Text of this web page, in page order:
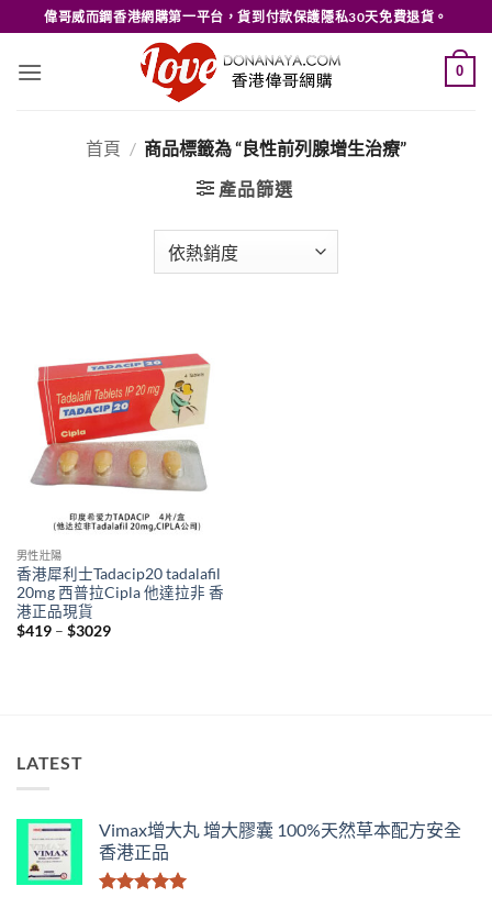
to
content
偉哥威而鋼香港網購第一平台，貨到付款保護隱私30天免費退貨。
0
首頁 / 商品標籤為 “良性前列腺增生治療”
產品篩選
男性壯陽
香港犀利士Tadacip20 tadalafil
20mg 西普拉Cipla 他達拉非 香
港正品現貨
$419 – $3029Price
LATEST
Vimax增大丸 增大膠囊 100%天然草本配方安全
香港正品